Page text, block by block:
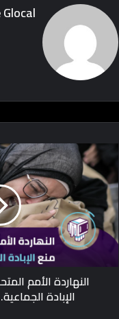
النهاردة الأمم
الإبادة